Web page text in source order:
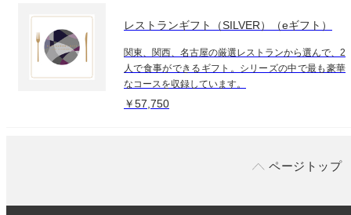
レストランギフト（SILVER）（eギフト）
関東、関西、名古屋の厳選レストランから選んで、2
人で食事ができるギフト。シリーズの中で最も豪華
なコースを収録しています。
￥57,750
ページトップ